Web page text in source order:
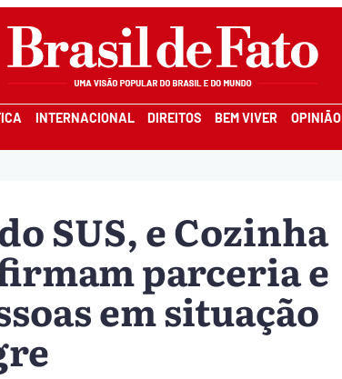
INTERNACIONAL DIREITOS BEM VIVER OPINIÃO
SUS, e Cozinha
parceria e
em situação